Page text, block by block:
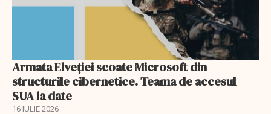
Armata Elveției scoate Microsoft din
structurile cibernetice. Teama de accesul
SUA la date
16 IULIE 2026